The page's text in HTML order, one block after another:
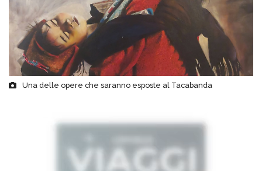
Una delle opere che saranno esposte al Tacabanda